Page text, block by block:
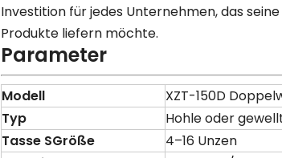
Investition für jedes Unternehmen, das
Produkte liefern möchte.
Parameter
Modell
XZT-150D
Typ
Hohle oder
Tasse SGröße
4–16 Unzen